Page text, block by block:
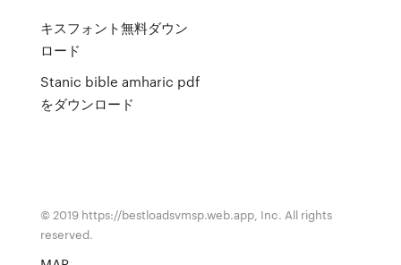
キスフォント無料ダウン
ロード
Stanic bible amharic pdf
をダウンロード
© 2019 https://bestloadsvmsp.web.app, Inc. All rights
reserved.